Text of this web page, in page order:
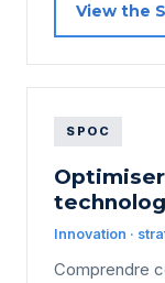
View the
SPOC
Innovation ·
Comprendre